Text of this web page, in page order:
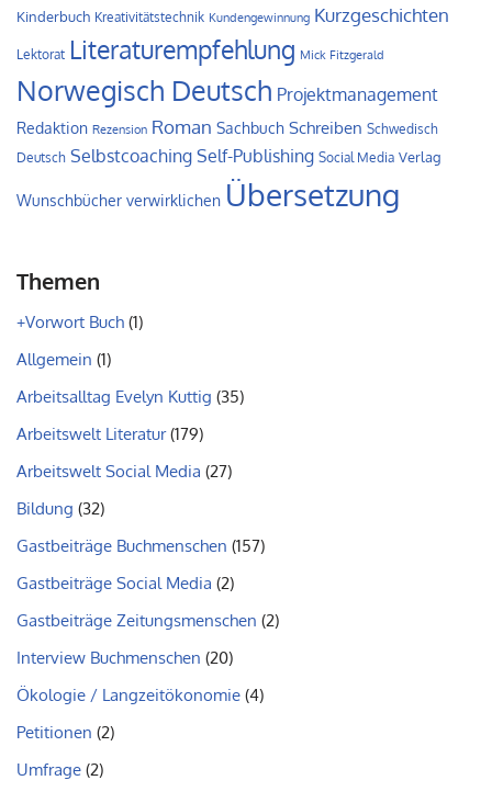
Kinderbuch Kreativitätstechnik Kundengewinnung Kurzgeschichten
Lektorat Literaturempfehlung Mick Fitzgerald
Norwegisch Deutsch Projektmanagement
Redaktion Rezension Roman Sachbuch Schreiben Schwedisch
Deutsch Selbstcoaching Self-Publishing Social Media Verlag
Wunschbücher verwirklichen Übersetzung
Themen
+Vorwort Buch (1)
Allgemein (1)
Arbeitsalltag Evelyn Kuttig (35)
Arbeitswelt Literatur(179)
Arbeitswelt Social Media (27)
Bildung (32)
Gastbeiträge Buchmenschen (157)
Gastbeiträge Social Media (2)
Gastbeiträge Zeitungsmenschen (2)
Interview Buchmenschen (20)
Ökologie / Langzeitökonomie (4)
Petitionen (2)
Umfrage (2)